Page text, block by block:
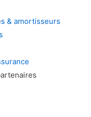
& amortisseurs